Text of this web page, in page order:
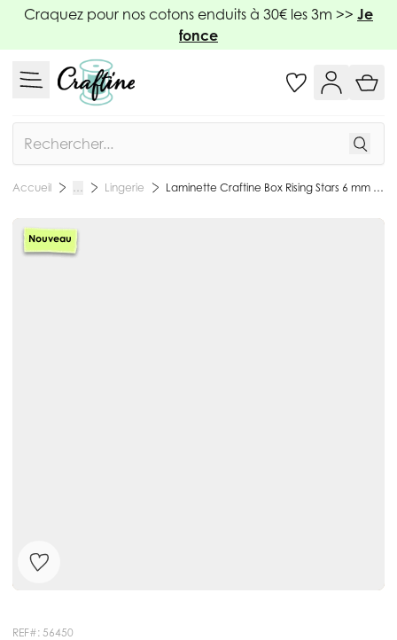
Allez au contenu
Craquez pour nos cotons enduits à 30€ les 3m >> Je
fonce
Accueil … Lingerie Laminette Craftine Box Rising Stars 6 mm x 3,50 m Noir
Nouveau
REF#: 56450